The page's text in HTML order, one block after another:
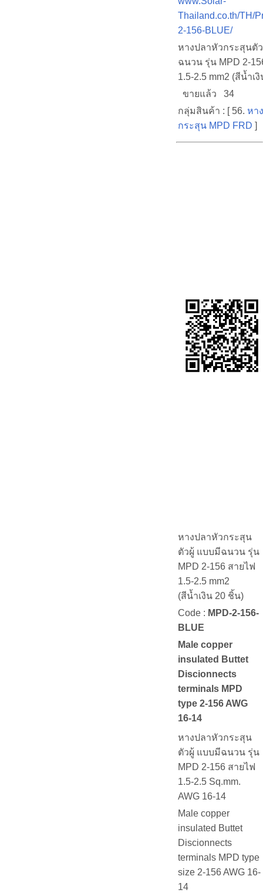
Thailand.co.th/TH/
2-156-BLUE/
หางปลาหัวกระสุนตั
ฉนวน รุ่น MPD 2-
1.5-2.5 mm2 (สีน้ำเ
ขายแล้ว 34
กลุ่มสินค้า : [ 56. หา
กระสุน MPD FRD ]
หางปลาหัวกระสุน
ตัวผู้ แบบมีฉนวน รุ่น
MPD 2-156 สายไฟ
1.5-2.5 mm2
(สีน้ำเงิน 20 ชิ้น)
Code : MPD-2-156-
BLUE
Male copper
insulated Buttet
Discionnects
terminals MPD
type 2-156 AWG
16-14
หางปลาหัวกระสุน
ตัวผู้ แบบมีฉนวน รุ่น
MPD 2-156 สายไฟ
1.5-2.5 Sq.mm.
AWG 16-14
Male copper
insulated Buttet
Discionnects
terminals MPD type
size 2-156 AWG 16-
14